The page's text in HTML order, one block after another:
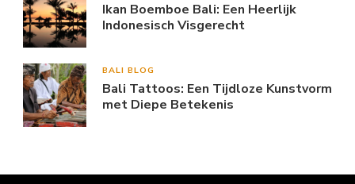
Ikan Boemboe Bali: Een Heerlijk
Indonesisch Visgerecht
BALI BLOG
Bali Tattoos: Een Tijdloze Kunstvorm
met Diepe Betekenis